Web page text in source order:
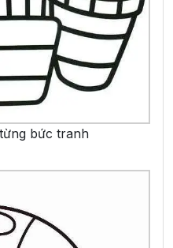
bức tranh